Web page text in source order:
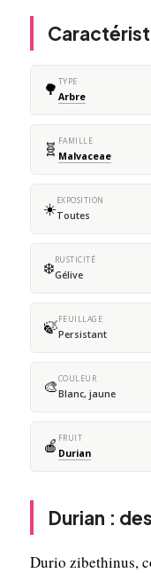
🌳 TYPE
Arbre
🧬 FAMILLE
Malvaceae
☀️EXPOSITION
Toutes
❄️RUSTICITÉ
Gélive
🍃FEUILLAGE
Persistant
🎨COULEUR
Blanc, jaune
🍎 FRUIT
Durian
Durian :
Durio zibethinus,